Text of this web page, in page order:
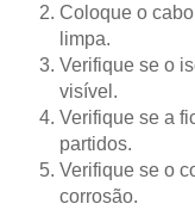
Coloque o
limpa.
Verifique se o
visível.
Verifique se a
partidos.
Verifique se o
corrosão.